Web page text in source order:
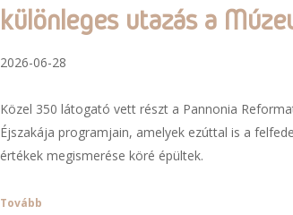
különleges utazás a
2026-06-28
Közel 350 látogató vett részt a Pannonia
Éjszakája programjain, amelyek ezúttal is a
értékek megismerése köré épültek.
Tovább